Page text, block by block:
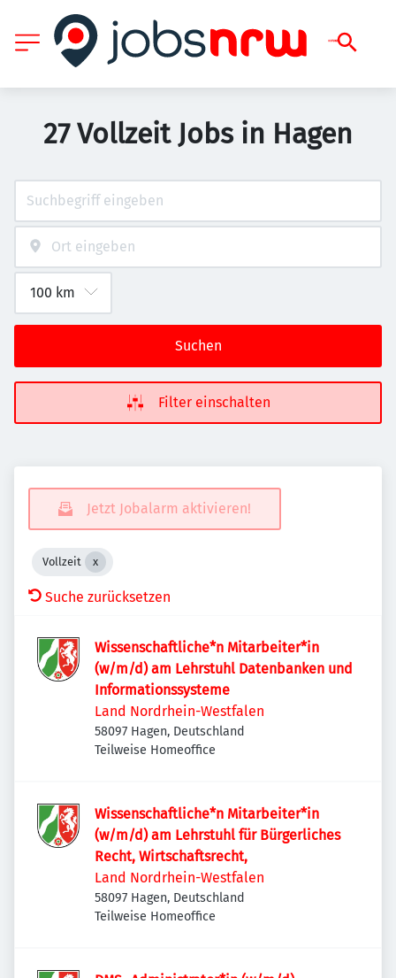
27 Vollzeit Jobs in Hagen
Suchen
Filter einschalten
Jetzt Jobalarm aktivieren!
Vollzeit
Suche zurücksetzen
Wissenschaftliche*n Mitarbeiter*in
(w/m/d) am Lehrstuhl Datenbanken und
Informationssysteme
Land Nordrhein-Westfalen
58097 Hagen, Deutschland
Teilweise Homeoffice
Wissenschaftliche*n Mitarbeiter*in
(w/m/d) am Lehrstuhl für Bürgerliches
Recht, Wirtschaftsrecht,
Land Nordrhein-Westfalen
58097 Hagen, Deutschland
Teilweise Homeoffice